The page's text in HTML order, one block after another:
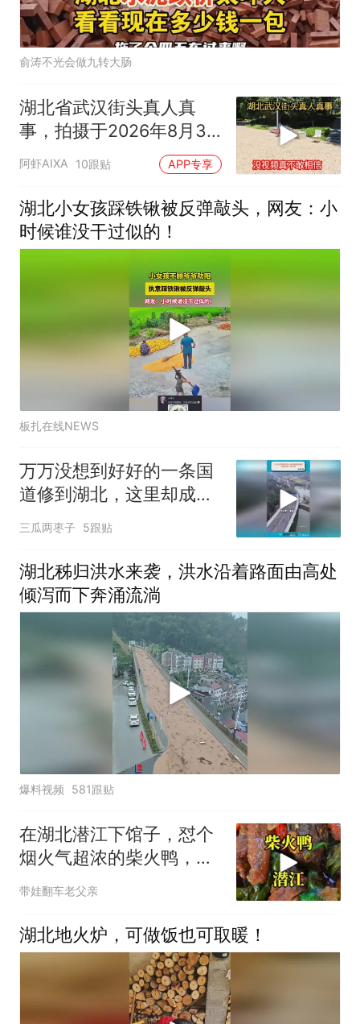
俞涛不光会做九转大肠
湖北省武汉街头真人真
事，拍摄于2026年8月3
号下午4点，不可思议
阿虾AIXA 10跟贴 APP专享
湖北小女孩踩铁锹被反弹敲头，网友：小
时候谁没干过似的！
板扎在线NEWS
万万没想到好好的一条国
道修到湖北，这里却成了
断头路
三瓜两枣子 5跟贴
湖北秭归洪水来袭，洪水沿着路面由高处
倾泻而下奔涌流淌
爆料视频 581跟贴
在湖北潜江下馆子，怼个
烟火气超浓的柴火鸭，看
看需要花多少钱？
带娃翻车老父亲
湖北地火炉，可做饭也可取暖！